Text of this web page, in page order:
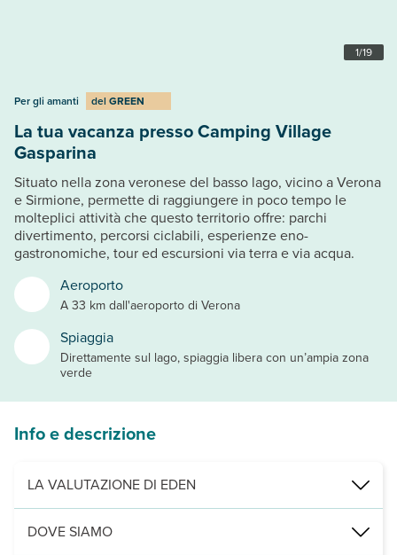
1/19
Aeroporto
A 33 km dall'aeroporto di Verona
Spiaggia
Direttamente sul lago, spiaggia libera con un’ampia zona
verde
Per gli amanti del GREEN
La tua vacanza presso Camping Village
Gasparina
Situato nella zona veronese del basso lago, vicino a Verona
e Sirmione, permette di raggiungere in poco tempo le
molteplici attività che questo territorio offre: parchi
divertimento, percorsi ciclabili, esperienze eno-
gastronomiche, tour ed escursioni via terra e via acqua.
Info e descrizione
LA VALUTAZIONE DI EDEN
Affacciato direttamente sulle sponde del magnifico Lago di
Perfetto per famiglie, per coloro in cerca di divertimento a
DOVE SIAMO